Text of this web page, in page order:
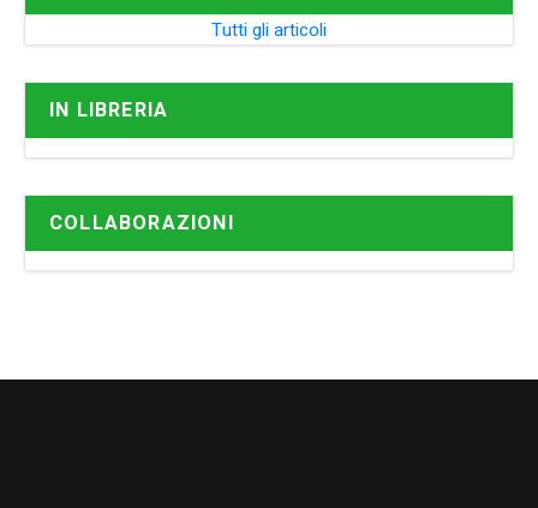
Tutti gli articoli
IN LIBRERIA
COLLABORAZIONI